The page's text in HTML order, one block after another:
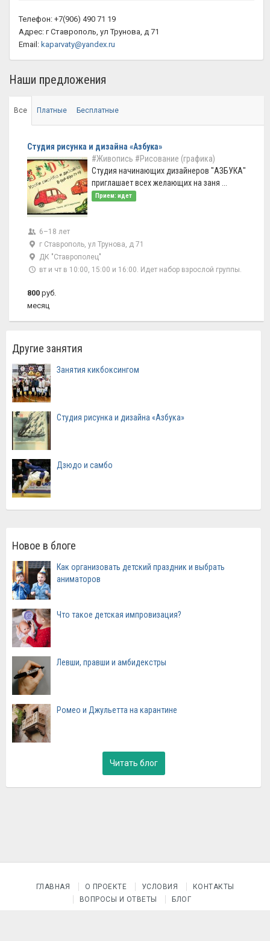
Телефон: +7(906) 490 71 19
Адрес: г Ставрополь, ул Трунова, д 71
Email: kaparvaty@yandex.ru
Наши предложения
Все Платные Бесплатные
Студия рисунка и дизайна «Азбука»
#Живопись #Рисование (графика)
Студия начинающих дизайнеров "АЗБУКА"
приглашает всех желающих на заня ...
Прием: идет
6–18 лет
г Ставрополь, ул Трунова, д 71
ДК "Ставрополец"
вт и чт в 10:00, 15:00 и 16:00. Идет набор взрослой группы.
800 руб.
месяц
Другие занятия
Занятия кикбоксингом
Студия рисунка и дизайна «Азбука»
Дзюдо и самбо
Новое в блоге
Как организовать детский праздник и выбрать
аниматоров
Что такое детская импровизация?
Левши, правши и амбидекстры
Ромео и Джульетта на карантине
Читать блог
ГЛАВНАЯ О ПРОЕКТЕ УСЛОВИЯ
КОНТАКТЫ
ВОПРОСЫ И ОТВЕТЫ
БЛОГ